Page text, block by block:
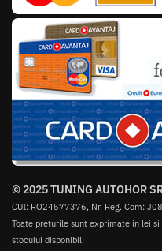
© 2025 TUNING AUTOHOR
CUI: RO24577376, Nr. Reg. Com:
Toate preturile sunt exprimate in lei
stocului disponibil.